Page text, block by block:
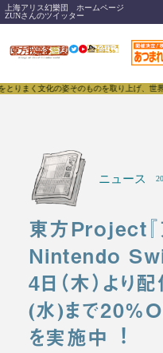
上海アリス幻樂団 ホームページ
ZUNさんのツイッター
姿そのものを取り上げ、世界に向けて
ニュース
東⽅Project『
Nintendo
4⽇（⽊）より
(⽔)まで
を実施中︕